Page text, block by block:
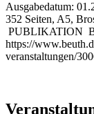
Ausgabedatum:
352 Seiten, A5,
PUBLIKATION
https://
veranstaltungen/